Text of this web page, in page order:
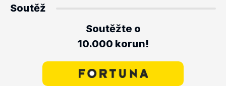
Soutěž
Soutěžte o
10.000 korun!